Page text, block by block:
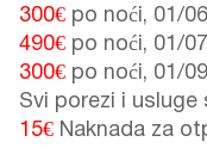
300€ po noći, 01/06
490€ po noći, 01/07
300€ po noći, 01/09
Svi porezi i usluge
15€ Naknada za